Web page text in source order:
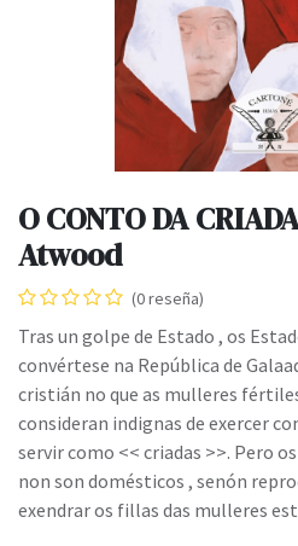
O CONTO DA
Atwood
(0 reseña)
Tras un golpe de Estado , os
convértese na República de
cristián no que as mulleres
consideran indignas de exercer
servir como << criadas >>. Pero
non son domésticos , senón
exendrar os fillas das mulleres